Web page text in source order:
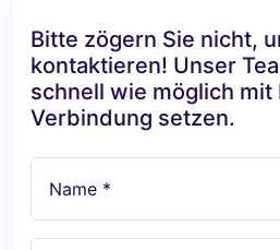
Bitte zögern Sie nicht,
kontaktieren! Unser
schnell wie möglich mit
Verbindung setzen.
Name *